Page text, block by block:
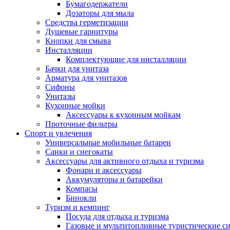
Бумагодержатели
Дозаторы для мыла
Средства герметизации
Душевые гарнитуры
Кнопки для смыва
Инсталляции
Комплектующие для инсталляции
Бачки для унитаза
Арматура для унитазов
Сифоны
Унитазы
Кухонные мойки
Аксессуары к кухонным мойкам
Проточные фильтры
Спорт и увлечения
Универсальные мобильные батареи
Санки и снегокаты
Аксессуары для активного отдыха и туризма
Фонари и аксессуары
Аккумуляторы и батарейки
Компасы
Бинокли
Туризм и кемпинг
Посуда для отдыха и туризма
Газовые и мультитопливные туристические